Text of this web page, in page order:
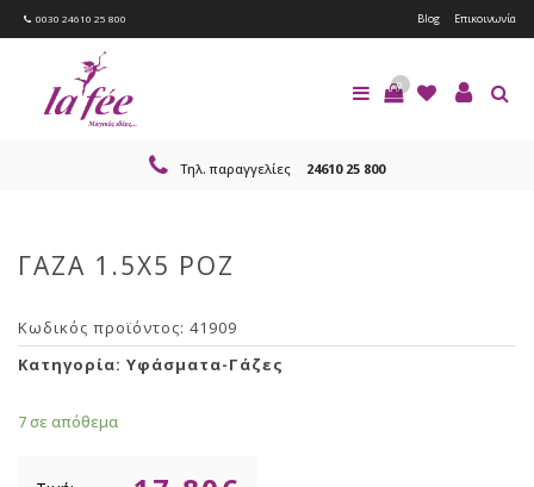
0030 24610 25 800 Blog Επικοινωνία
0
Τηλ. παραγγελίες 24610 25 800
ΓΑΖΑ 1.5Χ5 ΡΟΖ
Κωδικός προϊόντος: 41909
Κατηγορία: Υφάσματα-Γάζες
7 σε απόθεμα